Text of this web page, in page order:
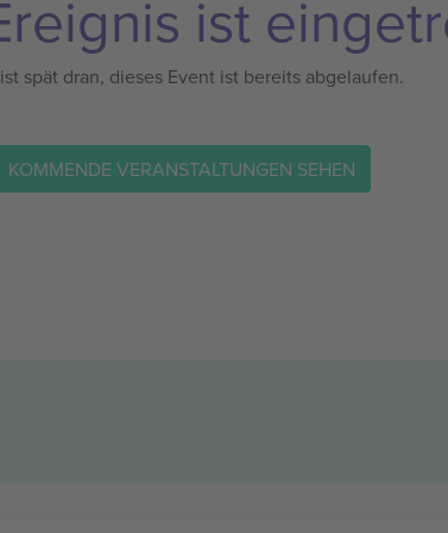
ist
spät dran, dieses Event ist bereits abgelaufen.
KOMMENDE VERANSTALTUNGEN SEHEN